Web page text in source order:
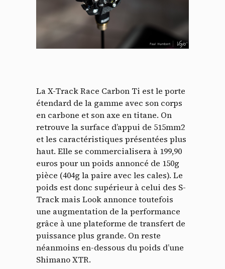
La X-Track Race Carbon Ti est le porte
étendard de la gamme avec son corps
en carbone et son axe en titane. On
retrouve la surface d’appui de 515mm2
et les caractéristiques présentées plus
haut. Elle se commercialisera à 199,90
euros pour un poids annoncé de 150g
pièce (404g la paire avec les cales). Le
poids est donc supérieur à celui des S-
Track mais Look annonce toutefois
une augmentation de la performance
grâce à une plateforme de transfert de
puissance plus grande. On reste
néanmoins en-dessous du poids d’une
Shimano XTR.